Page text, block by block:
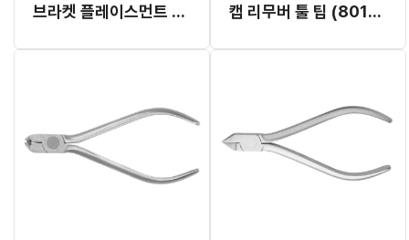
브라켓 플레이스먼트 마커/매져링 게이지 (801-0000) (Ormco) 캡 리무버 툴 팁 (801-0097)